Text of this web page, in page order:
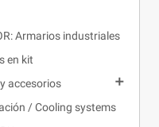
Armarios industriales
en kit
accesorios

/ Cooling systems